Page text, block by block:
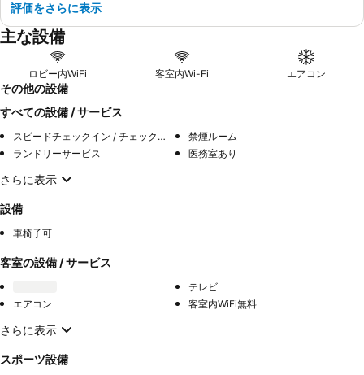
評価をさらに表示
主な設備
ロビー内WiFi 客室内Wi-Fi エアコン
その他の設備
すべての設備 / サービス
スピードチェックイン / チェックアウト
禁煙ルーム
ランドリーサービス
医務室あり
さらに表示
設備
車椅子可
客室の設備 / サービス
テレビ
エアコン
客室内WiFi無料
さらに表示
スポーツ設備